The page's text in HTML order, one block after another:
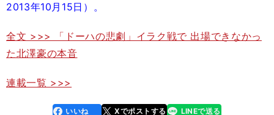
2013年10月15日）。
全文 >>> 「ドーハの悲劇」イラク戦で 出場できなかっ
た北澤豪の本音
連載一覧 >>>
faceboo
いいね Xでポストする
line LINEで送る